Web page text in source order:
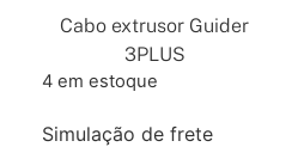
Cabo extrusor Guider
3PLUS
4 em estoque
Simulação de frete